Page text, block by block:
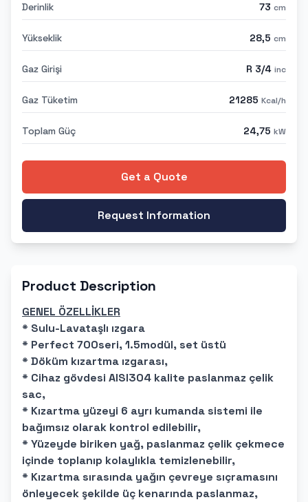
Derinlik 73 cm
Yükseklik 28,5 cm
Gaz Girişi R 3/4 inc
Gaz Tüketim 21285 Kcal/h
Toplam Güç 24,75 kW
Get a Quote
Request Information
Product Description
GENEL ÖZELLİKLER
* Sulu-Lavataşlı ızgara
* Perfect 700seri, 1.5modül, set üstü
* Döküm kızartma ızgarası,
* Cihaz gövdesi AISI304 kalite paslanmaz çelik
sac,
* Kızartma yüzeyi 6 ayrı kumanda sistemi ile
bağımsız olarak kontrol edilebilir,
* Yüzeyde biriken yağ, paslanmaz çelik çekmece
içinde toplanıp kolaylıkla temizlenebilir,
* Kızartma sırasında yağın çevreye sıçramasını
önleyecek şekilde üç kenarında paslanmaz,